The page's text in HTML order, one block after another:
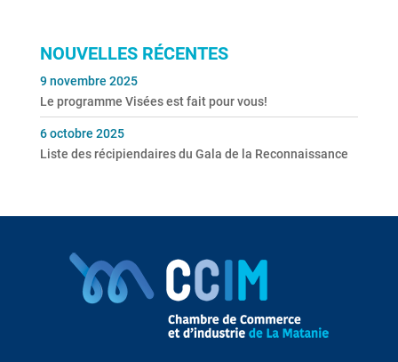
NOUVELLES RÉCENTES
Le programme Visées est fait pour vous!
9 novembre 2025
Liste des récipiendaires du Gala de la Reconnaissance
6 octobre 2025